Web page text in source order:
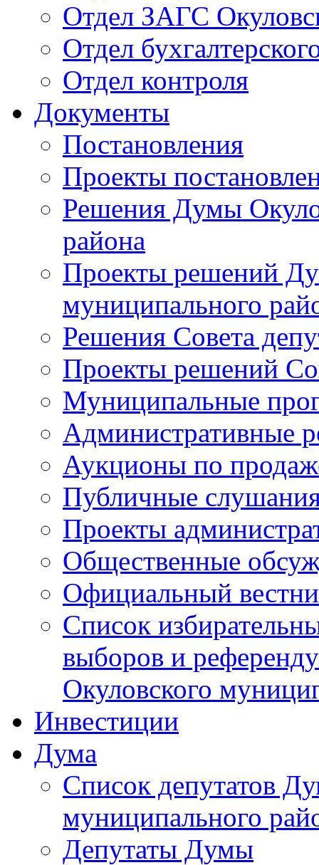
Отдел ЗАГС
Отдел
Отдел контроля
Документы
Постановления
Проекты
Решения Думы
района
Проекты решений
муниципального
Решения Совета
Проекты решений
Муниципальные
Административные
Аукционы по
Публичные
Проекты
Общественные
Официальный
Список
выборов и
Окуловского
Инвестиции
Дума
Список депутатов
муниципального
Депутаты Думы